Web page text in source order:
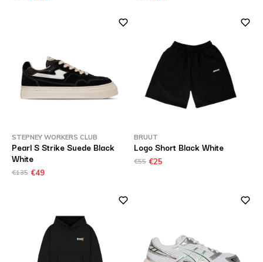
STEPNEY WORKERS CLUB
Pearl S Strike Suede Black
White
€135 €49
BRUUT
Logo Short Black White
€55 €25